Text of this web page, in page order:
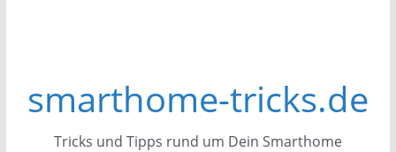
smarthome-tricks.de
Tricks und Tipps rund um Dein Smarthome